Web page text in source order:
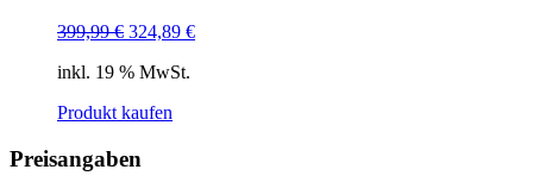
399,99€ 324,89 €
inkl. 19 % MwSt.
Produkt kaufen
Preisangaben